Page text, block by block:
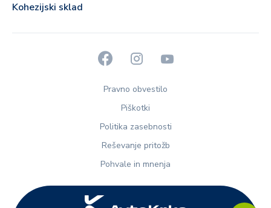
Kohezijski sklad
Pravno obvestilo
Piškotki
Politika zasebnosti
Reševanje pritožb
Pohvale in mnenja